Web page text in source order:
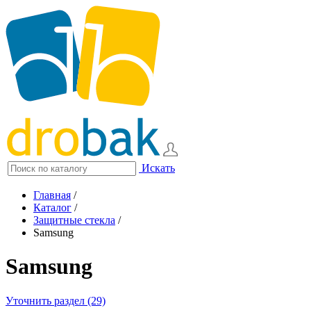
Искать
Главная /
Каталог /
Защитные стекла /
Samsung
Samsung
Уточнить раздел (29)